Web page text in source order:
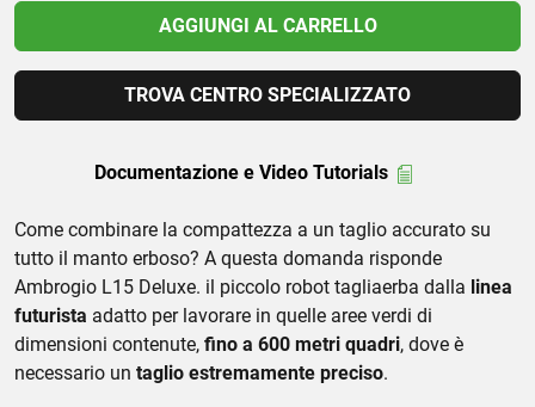
AGGIUNGI AL CARRELLO
TROVA CENTRO SPECIALIZZATO
Documentazione e Video Tutorials
Come combinare la compattezza a un taglio accurato su
tutto il manto erboso? A questa domanda risponde
Ambrogio L15 Deluxe. il piccolo robot tagliaerba dalla linea
futurista adatto per lavorare in quelle aree verdi di
dimensioni contenute, fino a 600 metri quadri, dove è
necessario un taglio estremamente preciso.